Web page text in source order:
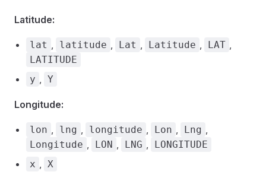
Latitude:
lat , latitude , Lat , Latitude , LAT ,
LATITUDE
y , Y
Longitude:
lon , lng , longitude , Lon , Lng ,
Longitude , LON , LNG ,
LONGITUDE
x , X